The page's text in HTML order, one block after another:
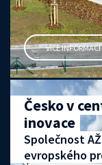
VÍCE INFORMACÍ
Česko v
inovace
Společnost
evropského